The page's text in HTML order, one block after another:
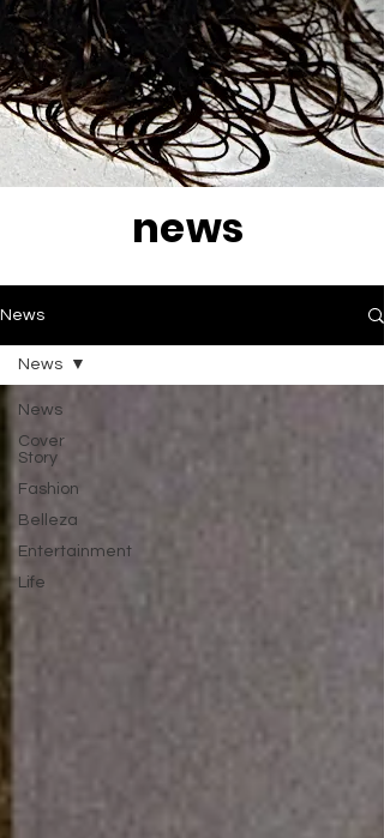
news
News
News
Cover
Story
Fashion
Belleza
Entertainment
Life
News